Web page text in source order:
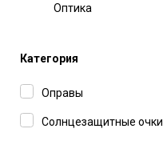
Оптика
Категория
Оправы
Солнцезащитные очки